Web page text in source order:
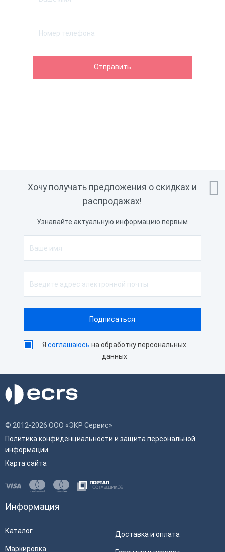

Хочу получать предложения о скидках и
распродажах!
Узнавайте актуальную информацию первым
Ясоглашаюсь на обработку персональных
данных
© 2012-2026 ООО «ЭКР Сервис»
Политика конфиденциальности и защита персональной
информации
Карта сайта
Информация
Каталог
Маркировка
Доставка и оплата